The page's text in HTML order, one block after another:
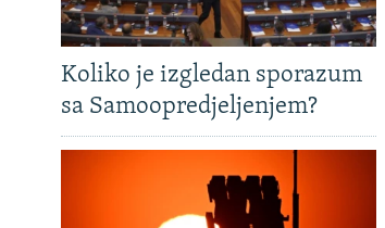
Koliko je izgledan sporazum
sa Samoopredjeljenjem?